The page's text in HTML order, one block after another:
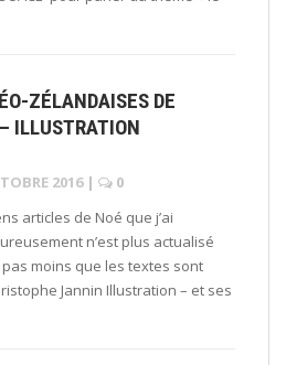
ZÉLANDAISES DE
ILLUSTRATION
2016 |
0
articles de Noé que j’ai
n’est plus actualisé
pas moins que les textes sont
Jannin Illustration – et ses